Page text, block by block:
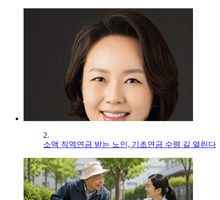
2.
소액 직역연금 받는 노인, 기초연금 수령 길 열린다